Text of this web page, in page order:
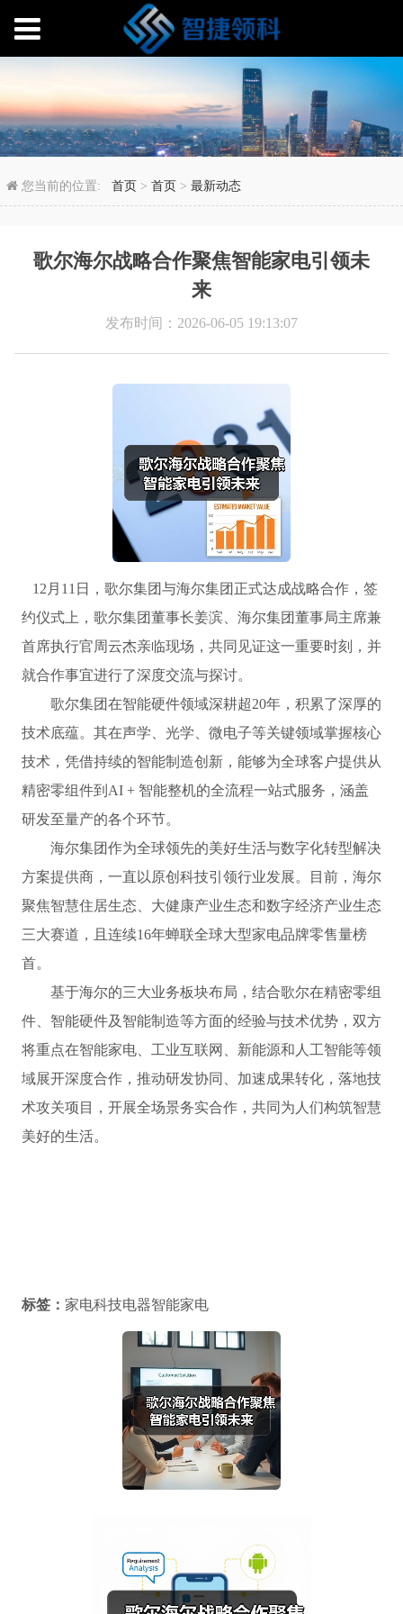
歌尔海尔战略合作聚焦
您当前的位置:首页 >首页 >最新动态
歌尔海尔战略合作聚焦智能家电引领未
来
发布时间：2026-06-05 19:13:07
12月11日，歌尔集团与海尔集团正式达成战略合作，签
约仪式上，歌尔集团董事长姜滨、海尔集团董事局主席兼
首席执行官周云杰亲临现场，共同见证这一重要时刻，并
就合作事宜进行了深度交流与探讨。
歌尔集团在智能硬件领域深耕超20年，积累了深厚的
技术底蕴。其在声学、光学、微电子等关键领域掌握核心
技术，凭借持续的智能制造创新，能够为全球客户提供从
精密零组件到AI + 智能整机的全流程一站式服务，涵盖
研发至量产的各个环节。
海尔集团作为全球领先的美好生活与数字化转型解决
方案提供商，一直以原创科技引领行业发展。目前，海尔
聚焦智慧住居生态、大健康产业生态和数字经济产业生态
三大赛道，且连续16年蝉联全球大型家电品牌零售量榜
首。
基于海尔的三大业务板块布局，结合歌尔在精密零组
件、智能硬件及智能制造等方面的经验与技术优势，双方
将重点在智能家电、工业互联网、新能源和人工智能等领
域展开深度合作，推动研发协同、加速成果转化，落地技
术攻关项目，开展全场景务实合作，共同为人们构筑智慧
美好的生活。
标签： 家电科技电器智能家电